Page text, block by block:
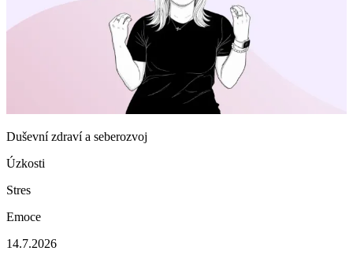
Duševní zdraví a seberozvoj
Úzkosti
Stres
Emoce
14.7.2026